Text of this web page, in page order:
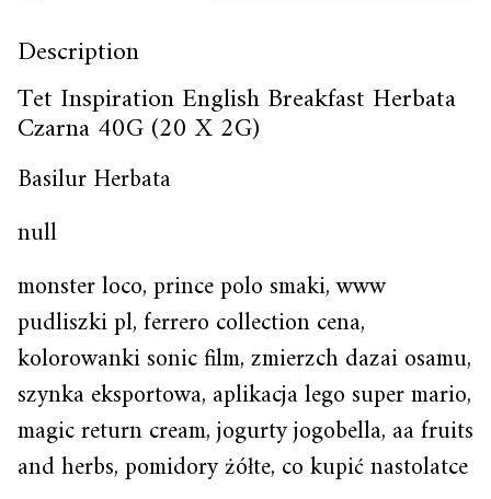
Description
Tet Inspiration English Breakfast Herbata
Czarna 40G (20 X 2G)
Basilur Herbata
null
monster loco, prince polo smaki, www
pudliszki pl, ferrero collection cena,
kolorowanki sonic film, zmierzch dazai osamu,
szynka eksportowa, aplikacja lego super mario,
magic return cream, jogurty jogobella, aa fruits
and herbs, pomidory żółte, co kupić nastolatce